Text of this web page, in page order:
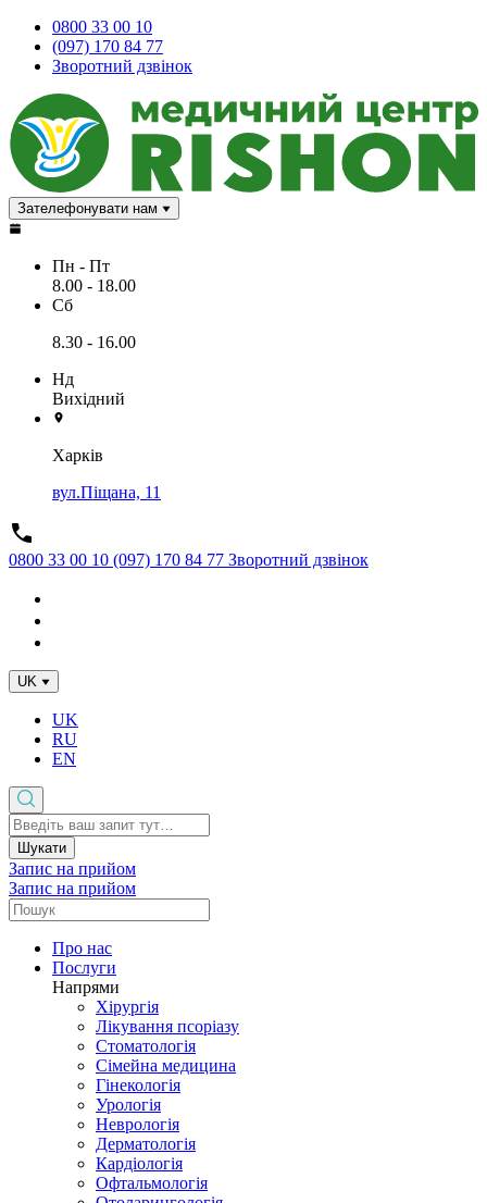
0800 33 00 10
(097) 170 84 77
Зворотний дзвінок
Зателефонувати нам
Пн - Пт
8.00 - 18.00
Сб
8.30 - 16.00
Нд
Вихідний
Харків
вул.Піщана, 11
0800 33 00 10 (097) 170 84 77 Зворотний дзвінок
UK
UK
RU
EN
Шукати
Запис на прийом
Запис на прийом
Про нас
Послуги
Напрями
Хірургія
Лікування псоріазу
Стоматологія
Сімейна медицина
Гінекологія
Урологія
Неврологія
Дерматологія
Кардіологія
Офтальмологія